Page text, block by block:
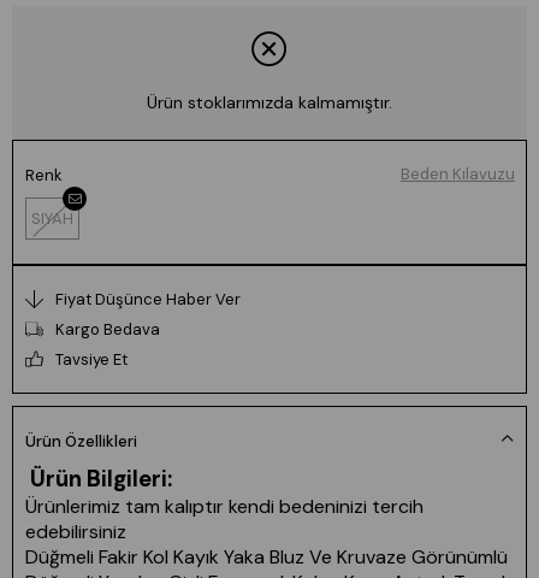
Ürün stoklarımızda kalmamıştır.
Renk
SIYAH
Beden Kılavuzu
Fiyat Düşünce Haber Ver
Kargo Bedava
Tavsiye Et
Ürün Özellikleri
Ürün Bilgileri:
Ürünlerimiz tam kalıptır kendi bedeninizi tercih
edebilirsiniz
Düğmeli Fakir Kol Kayık Yaka Bluz Ve Kruvaze Görünümlü